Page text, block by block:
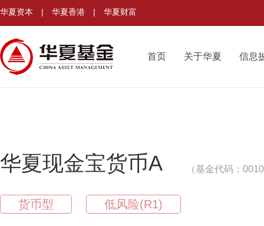
华夏资本 | 华夏香港 | 华夏财富
首页 关于华夏 信息
华夏现金宝货币A （基金代码：
货币型 低风险(R1)